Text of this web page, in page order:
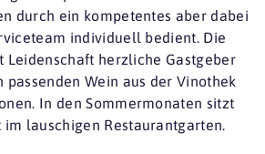
durch ein kompetentes aber dabei
individuell bedient. Die
Leidenschaft herzliche Gastgeber
passenden Wein aus der Vinothek
In den Sommermonaten sitzt
im lauschigen Restaurantgarten.